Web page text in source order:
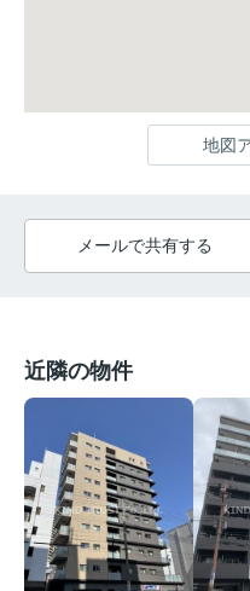
地図
メールで共有する
近隣の物件